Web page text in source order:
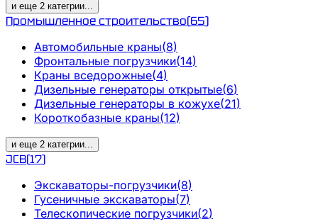
и еще 2 категрии...
Промышленное строительство(65)
Автомобильные краны(8)
Фронтальные погрузчики(14)
Краны вседорожные(4)
Дизельные генераторы открытые(6)
Дизельные генераторы в кожухе(21)
Короткобазные краны(12)
и еще 2 категрии...
JCB(17)
Экскаваторы-погрузчики(8)
Гусеничные экскаваторы(7)
Телескопические погрузчики(2)